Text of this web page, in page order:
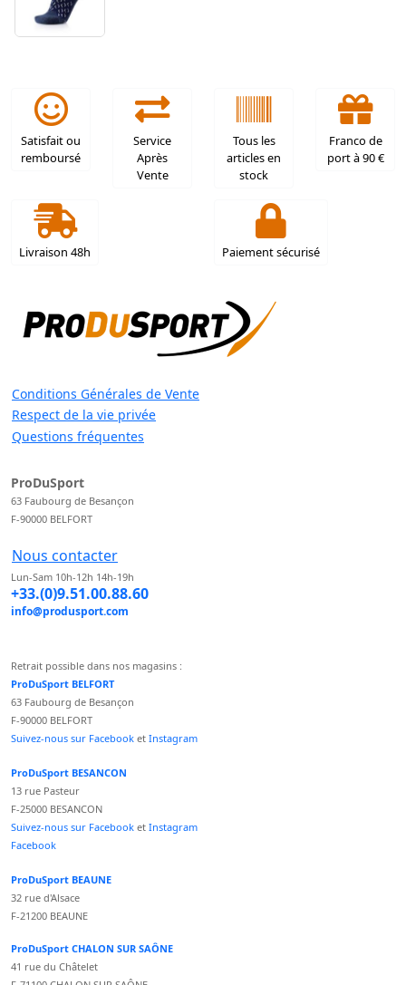
Satisfait ou
remboursé
Service
Après
Vente
Tous les
articles en
stock
Franco de
port à 90 €
Livraison 48h Paiement sécurisé
Conditions Générales de Vente
Respect de la vie privée
Questions fréquentes
ProDuSport
63 Faubourg de Besançon
F-90000 BELFORT
Nous contacter
Lun-Sam 10h-12h 14h-19h
+33.(0)9.51.00.88.60
info@produsport.com
Retrait possible dans nos magasins :
ProDuSport BELFORT
63 Faubourg de Besançon
F-90000 BELFORT
Suivez-nous sur Facebook et Instagram
ProDuSport BESANCON
13 rue Pasteur
F-25000 BESANCON
Suivez-nous sur Facebook et Instagram
Facebook
ProDuSport BEAUNE
32 rue d'Alsace
F-21200 BEAUNE
ProDuSport CHALON SUR SAÔNE
41 rue du Châtelet